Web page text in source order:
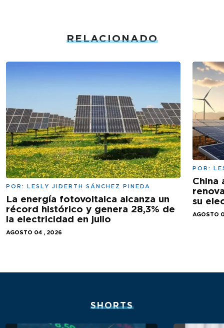
RELACIONADO
POR: LESLY JIDERTH SÁNCHEZ PINEDA
La energía fotovoltaica alcanza un
récord histórico y genera 28,3% de
la electricidad en julio
AGOSTO 04 , 2026
POR:
China
su
AGOSTO
SHORTS